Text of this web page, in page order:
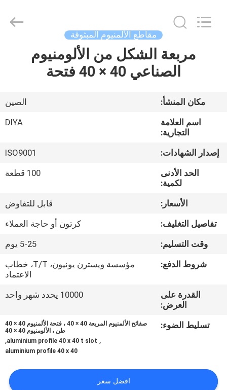
مسكن
معلومات
جولة
المعمل
مراقبة
الجودة
أخبار
حالات
مقاطع الألمنيوم المبثوقة
مربعة الشكل من الألومنيوم
الصناعي 40 × 40 فتحة
مكان المنشأ:
الصين
اسم العلامة
التجارية:
DIYA
إصدار الشهادات:
ISO9001
الحد الأدنى
لكمية:
100 قطعة
الأسعار:
قابل للتفاوض
تفاصيل التغليف:
كرتون أو حاجة العملاء
وقت التسليم:
5-25 يوم
شروط الدفع:
مؤسسة ويسترن يونيون، T/T، خطاب
الاعتماد
القدرة على
العرض:
10000 يحدد شهر واحد
تسليط الضوء:
صفائح الألمنيوم المربعة 40 × 40 ، فتحة الألمنيوم 40 × 40
طن ، الألومنيوم 40 × 40
,
aluminium profile 40 x 40 t slot
,
aluminium profile 40 x 40
افضل سعر